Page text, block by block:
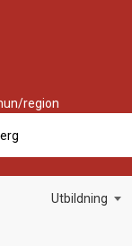
region
Utbildning